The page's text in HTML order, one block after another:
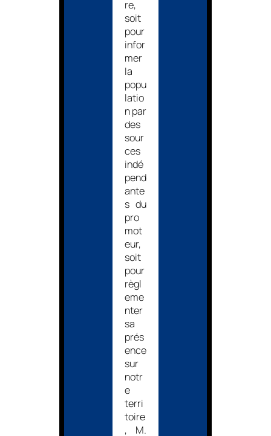
re,
soit
pour
infor
mer
la
popu
latio
n par
des
sour
ces
indé
pend
ante
s du
pro
mot
eur,
soit
pour
règl
eme
nter
sa
prés
ence
sur
notr
e
terri
toire
, M.